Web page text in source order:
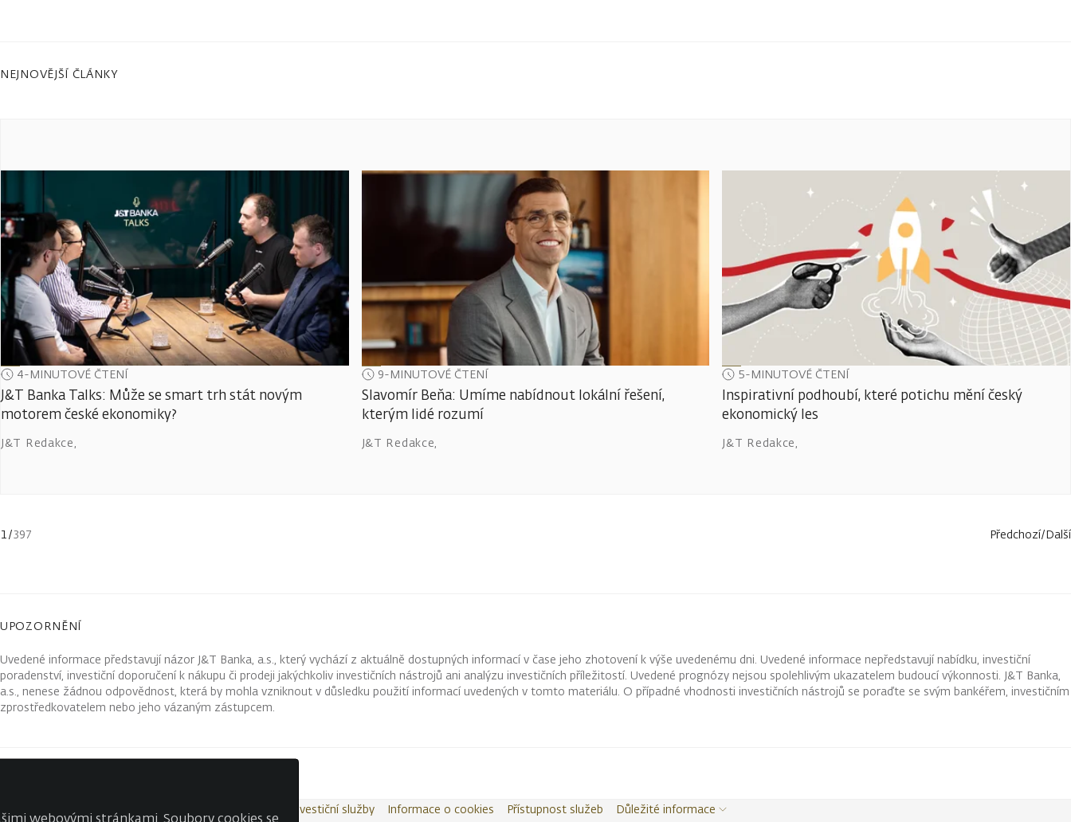
NEJNOVĚJŠÍ ČLÁNKY
4-MINUTOVÉ ČTENÍ
J&T Banka Talks: Může se smart trh stát novým
motorem české ekonomiky?
J&T Redakce,
9-MINUTOVÉ ČTENÍ
Slavomír Beňa: Umíme nabídnout lokální řešení,
kterým lidé rozumí
J&T Redakce,
5-MINUTOVÉ ČTENÍ
Inspirativní podhoubí, které potichu mění český
ekonomický les
J&T Redakce,
1/397 Předchozí/Další
UPOZORNĚNÍ
Uvedené informace představují názor J&T Banka, a.s., který vychází z aktuálně dostupných informací v čase jeho zhotovení k výše uvedenému dni. Uvedené informace nepředstavují nabídku, investiční
poradenství, investiční doporučení k nákupu či prodeji jakýchkoliv investičních nástrojů ani analýzu investičních příležitostí. Uvedené prognózy nejsou spolehlivým ukazatelem budoucí výkonnosti. J&T Banka,
a.s., nenese žádnou odpovědnost, která by mohla vzniknout v důsledku použití informací uvedených v tomto materiálu. O případné vhodnosti investičních nástrojů se poraďte se svým bankéřem, investičním
zprostředkovatelem nebo jeho vázaným zástupcem.
Kontakty Wealth Report Investiční služby Informace o cookies Přístupnost služeb Důležité informace
webovými stránkami. Soubory cookies se